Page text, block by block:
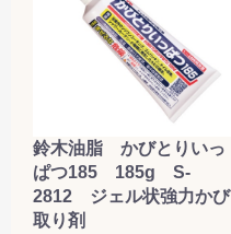
鈴木油脂 かびとりいっ
ぱつ185 185g S-
2812 ジェル状強力かび
取り剤